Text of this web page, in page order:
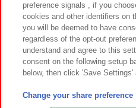
©Bandai Namco
©Bandai Namco
preference signals , if you
cookies and other identifiers on
you will be deemed to have
regardless of the opt-out
understand and agree to this
consent on the following setup
below, then click 'Save Settings'
Change your share preference